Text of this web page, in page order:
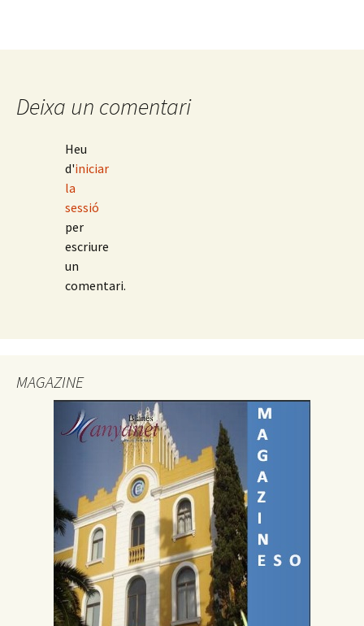
Deixa un comentari
Heu
d'iniciar
la
sessió
per
escriure
un
comentari.
MAGAZINE